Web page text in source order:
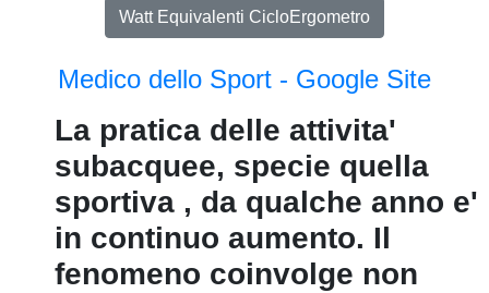
Watt Equivalenti CicloErgometro
Medico dello Sport - Google Site
La pratica delle attivita'
subacquee, specie quella
sportiva ‚ da qualche anno e'
in continuo aumento. Il
fenomeno coinvolge non